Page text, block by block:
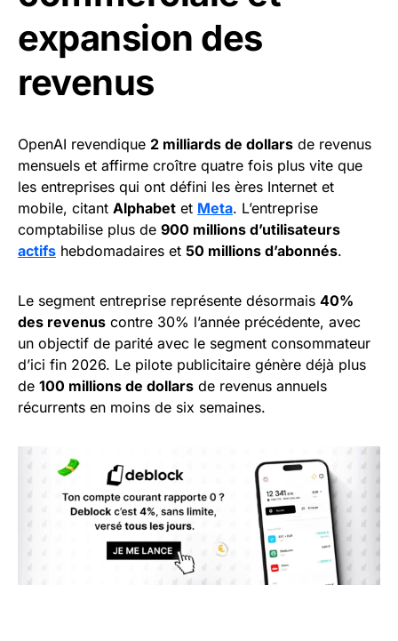
expansion des
revenus
OpenAI revendique 2 milliards de dollars de revenus
mensuels et affirme croître quatre fois plus vite que
les entreprises qui ont défini les ères Internet et
mobile, citant Alphabet et Meta. L’entreprise
comptabilise plus de 900 millions d’utilisateurs
actifs hebdomadaires et 50 millions d’abonnés.
Le segment entreprise représente désormais 40%
des revenus contre 30% l’année précédente, avec
un objectif de parité avec le segment consommateur
d’ici fin 2026. Le pilote publicitaire génère déjà plus
de 100 millions de dollars de revenus annuels
récurrents en moins de six semaines.